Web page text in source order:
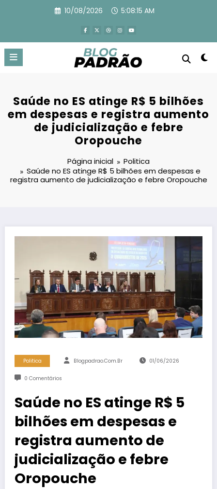
10/08/2026 5:08:16 AM
Saúde no ES atinge R$ 5 bilhões
em despesas e registra aumento
de judicialização e febre
Oropouche
Página inicial
Politica
Saúde no ES atinge R$ 5 bilhões em despesas e
registra aumento de judicialização e febre Oropouche
Politica Blogpadrao.com.br 01/06/2026
0 Comentários
Saúde no ES atinge R$ 5
bilhões em despesas e
registra aumento de
judicialização e febre
Oropouche